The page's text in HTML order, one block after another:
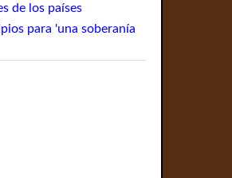
de los países
para 'una soberanía